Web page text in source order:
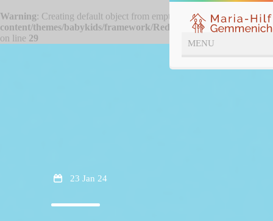
Warning: Creating default object from empty value in /htdocs/wp-
content/themes/babykids/framework/ReduxCore/inc/
on line 29
23 Jan 24